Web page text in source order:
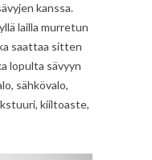
kanssa.
lailla murretun
saattaa sitten
lopulta sävyyn
sähkövalo,
kiiltoaste,